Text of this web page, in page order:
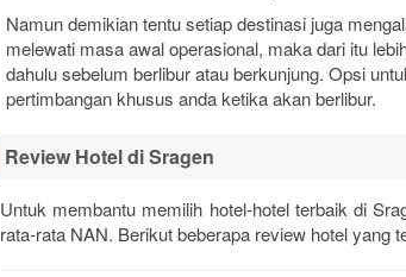
Namun demikian tentu setiap destinasi juga
melewati masa awal operasional, maka dari itu
dahulu sebelum berlibur atau berkunjung. Opsi
pertimbangan khusus anda ketika akan berlibur.
Review Hotel di Sragen
Untuk membantu memilih hotel-hotel terbaik di
rata-rata NAN. Berikut beberapa review hotel yang